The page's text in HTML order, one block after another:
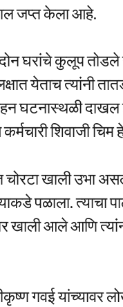
जप्त केला आहे.
घरांचे कुलूप तोडले
येताच त्यांनी
घटनास्थळी दाखल
शिवाजी चिम
खाली उभा
पळाला.
खाली आले आणि
गवई यांच्यावर